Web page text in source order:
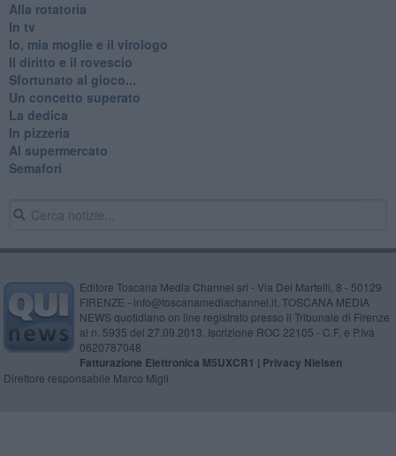
Alla rotatoria
In tv
Io, mia moglie e il virologo
Il diritto e il rovescio
Sfortunato al gioco...
Un concetto superato
La dedica
In pizzeria
Al supermercato
Semafori
Editore Toscana Media Channel srl - Via Dei Martelli, 8 - 50129
FIRENZE - info@toscanamediachannel.it. TOSCANA MEDIA
NEWS quotidiano on line registrato presso il Tribunale di Firenze
al n. 5935 del 27.09.2013. Iscrizione ROC 22105 - C.F. e P.Iva
0620787048
Fatturazione Elettronica M5UXCR1 | Privacy Nielsen
Direttore responsabile Marco Migli